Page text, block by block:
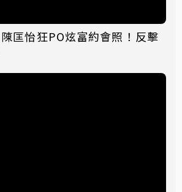
陳匡怡狂PO炫富約會照！反擊